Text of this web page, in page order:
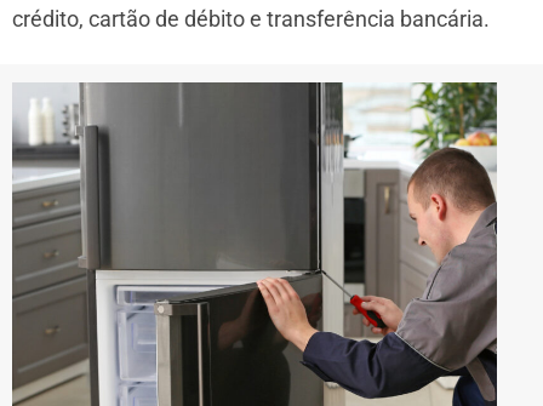
crédito, cartão de débito e transferência bancária.